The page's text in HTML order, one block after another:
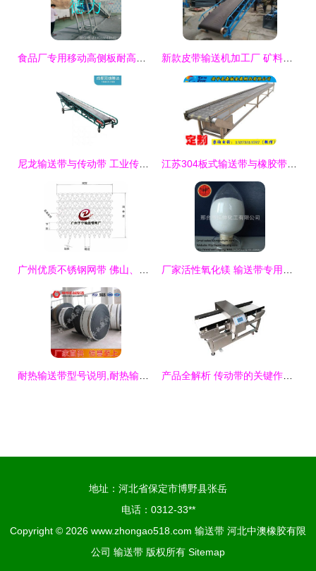
食品厂专用移动高侧板耐高温输送设备的优势与应用 新款皮带输送机加工厂 矿料输送带的滚筒型号与橡胶带选择全解析
尼龙输送带与传动带 工业传输的核心组件与应用指南 江苏304板式输送带与橡胶带价格及性价比分析
广州优质不锈钢网带 佛山、东莞市场的首选供应商 厂家活性氧化镁 输送带专用氧化镁——【效果图、产品图、型号图、工程图】技术解析与工程应用
耐热输送带型号说明,耐热输送带产品说明 产品全解析 传动带的关键作用与应用领域
地址：河北省保定市博野县张岳
电话：0312-33**
Copyright © 2026 www.zhongao518.com 输送带 河北中澳橡胶有限
公司 输送带 版权所有 Sitemap